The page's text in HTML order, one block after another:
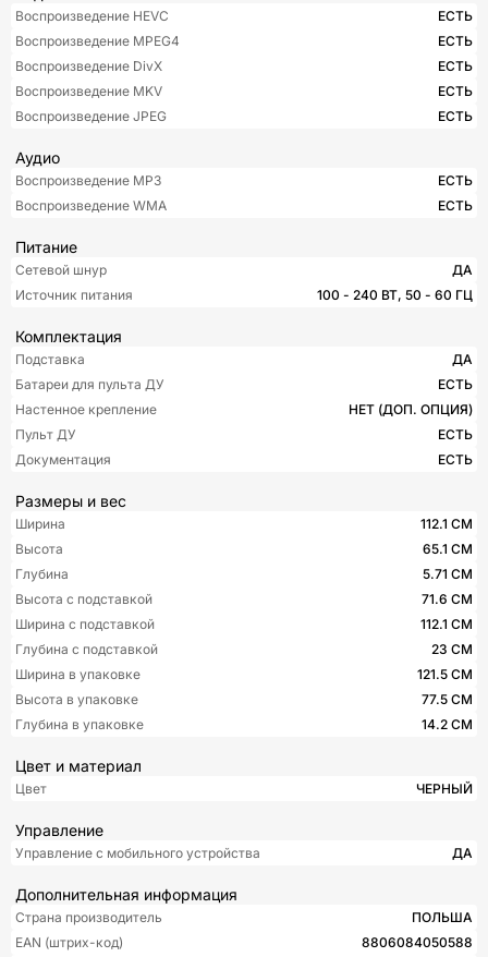
Воспроизведение HEVC
ЕСТЬ
Воспроизведение MPEG4
ЕСТЬ
Воспроизведение DivX
ЕСТЬ
Воспроизведение MKV
ЕСТЬ
Воспроизведение JPEG
ЕСТЬ
Аудио
Воспроизведение MP3
ЕСТЬ
Воспроизведение WMA
ЕСТЬ
Питание
Сетевой шнур
ДА
Источник питания
100 - 240 ВТ, 50 - 60 ГЦ
Комплектация
Подставка
ДА
Батареи для пульта ДУ
ЕСТЬ
Настенное крепление
НЕТ (ДОП. ОПЦИЯ)
Пульт ДУ
ЕСТЬ
Документация
ЕСТЬ
Размеры и вес
Ширина
112.1 СМ
Высота
65.1 СМ
Глубина
5.71 СМ
Высота с подставкой
71.6 СМ
Ширина с подставкой
112.1 СМ
Глубина с подставкой
23 СМ
Ширина в упаковке
121.5 СМ
Высота в упаковке
77.5 СМ
Глубина в упаковке
14.2 СМ
Цвет и материал
Цвет ЧЕРНЫЙ
Управление
Управление c мобильного устройства ДА
Дополнительная информация
Страна производитель
ПОЛЬША
EAN (штрих-код)
8806084050588